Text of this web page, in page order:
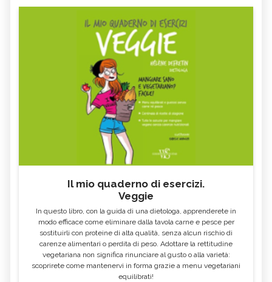
Il mio quaderno di esercizi.
Veggie
In questo libro, con la guida di una dietologa, apprenderete in
modo efficace come eliminare dalla tavola carne e pesce per
sostituirli con proteine di alta qualità, senza alcun rischio di
carenze alimentari o perdita di peso. Adottare la rettitudine
vegetariana non significa rinunciare al gusto o alla varietà:
scoprirete come mantenervi in forma grazie a menu vegetariani
equilibrati!